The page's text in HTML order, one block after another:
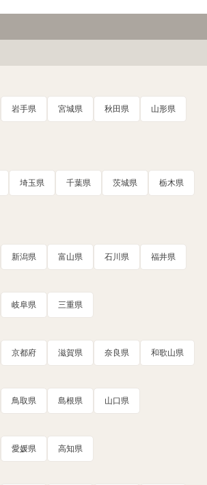
岩手県 宮城県 秋田県 山形県
埼玉県 千葉県 茨城県 栃木県
新潟県 富山県 石川県 福井県
岐阜県 三重県
京都府 滋賀県 奈良県 和歌山県
鳥取県 島根県 山口県
愛媛県 高知県